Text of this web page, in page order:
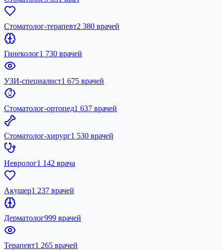
Стоматолог-терапевт2 380 врачей
Гинеколог1 730 врачей
УЗИ-специалист1 675 врачей
Стоматолог-ортопед1 637 врачей
Стоматолог-хирург1 530 врачей
Невролог1 142 врача
Акушер1 237 врачей
Дерматолог999 врачей
Терапевт1 265 врачей